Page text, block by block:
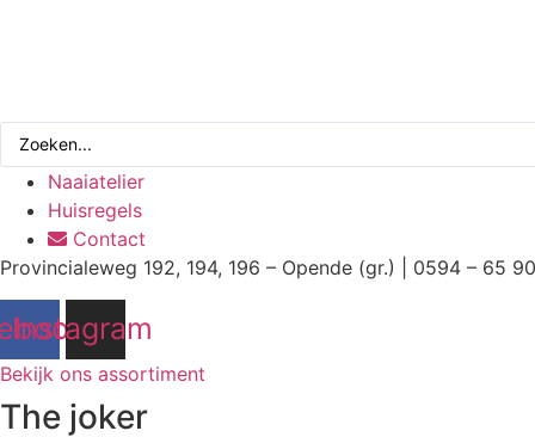
Search
Naaiatelier
Huisregels
Contact
Provincialeweg 192, 194, 196 – Opende (gr.) | 0594 – 65
Instagram
Bekijk ons assortiment
The joker